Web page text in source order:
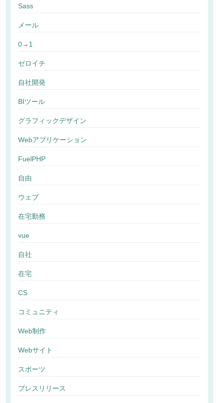
Sass
メール
0→1
ゼロイチ
自社開発
BIツール
グラフィックデザイン
Webアプリケーション
FuelPHP
自由
ウェブ
在宅勤務
vue
自社
在宅
CS
コミュニティ
Web制作
Webサイト
スポーツ
プレスリリース